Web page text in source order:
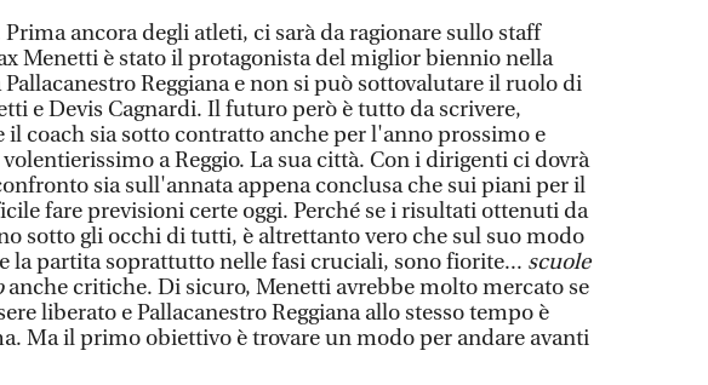
Prima ancora degli atleti, ci sarà da ragionare sullo staff
Menetti è stato il protagonista del miglior biennio nella
Reggiana e non si può sottovalutare il ruolo di
e Devis Cagnardi. Il futuro però è tutto da scrivere,
il coach sia sotto contratto anche per l'anno prossimo e
a Reggio. La sua città. Con i dirigenti ci dovrà
sia sull'annata appena conclusa che sui piani per il
fare previsioni certe oggi. Perché se i risultati ottenuti da
sotto gli occhi di tutti, è altrettanto vero che sul suo modo
la partita soprattutto nelle fasi cruciali, sono fiorite... scuole
anche critiche. Di sicuro, Menetti avrebbe molto mercato se
liberato e Pallacanestro Reggiana allo stesso tempo è
Ma il primo obiettivo è trovare un modo per andare avanti